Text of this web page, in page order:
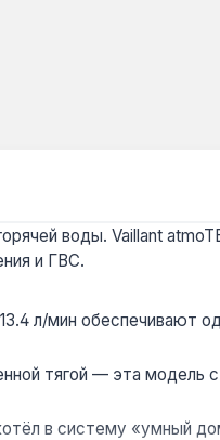
воды. Vaillant
и ГВС.
л/мин обеспечивают
тягой — эта модель
в систему «умный